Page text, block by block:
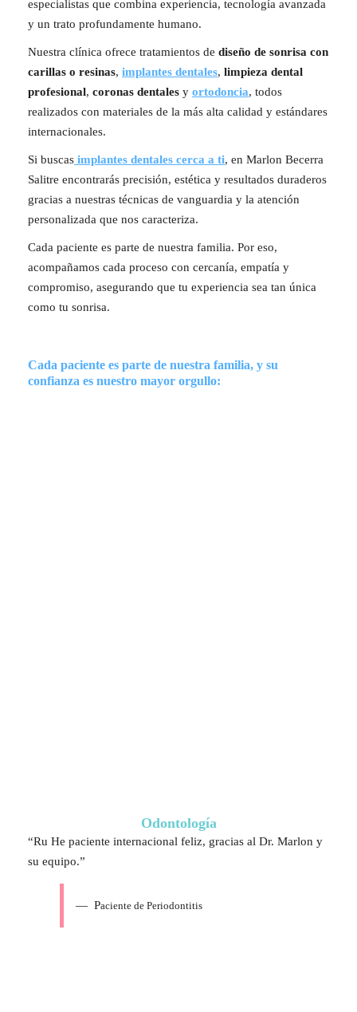
especialistas que combina experiencia, tecnología avanzada
y un trato profundamente humano.
Nuestra clínica ofrece tratamientos de diseño de sonrisa con
carillas o resinas, implantes dentales, limpieza dental
profesional, coronas dentales y ortodoncia, todos
realizados con materiales de la más alta calidad y estándares
internacionales.
Si buscas implantes dentales cerca a ti, en Marlon Becerra
Salitre encontrarás precisión, estética y resultados duraderos
gracias a nuestras técnicas de vanguardia y la atención
personalizada que nos caracteriza.
Cada paciente es parte de nuestra familia. Por eso,
acompañamos cada proceso con cercanía, empatía y
compromiso, asegurando que tu experiencia sea tan única
como tu sonrisa.
Cada paciente es parte de nuestra familia, y su
confianza es nuestro mayor orgullo:
Odontología
“Ru He paciente internacional feliz, gracias al Dr. Marlon y
su equipo.”
— Paciente de Periodontitis